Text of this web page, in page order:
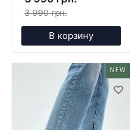
3 990 грн.
В корзину
NEW